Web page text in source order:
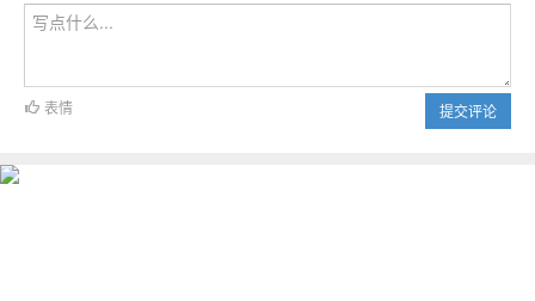
提交评论
表情